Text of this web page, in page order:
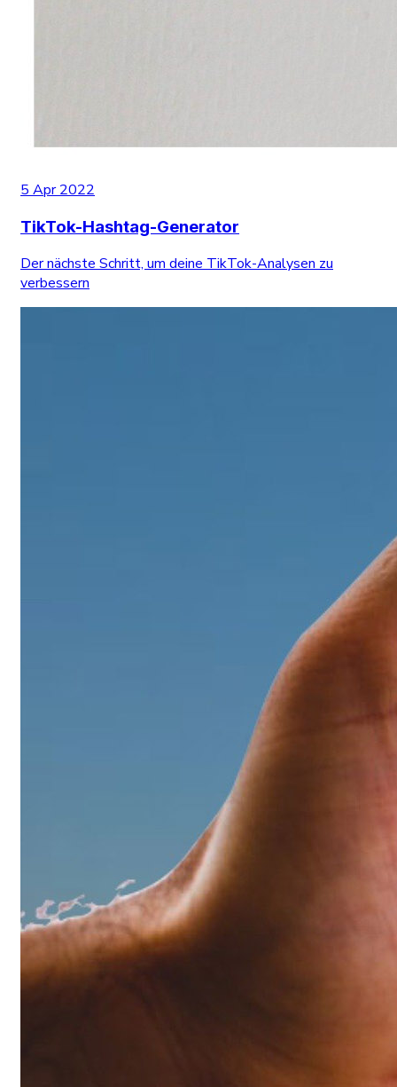
5 Apr 2022
TikTok-Hashtag-Generator
Der nächste Schritt, um deine TikTok-Analysen zu
verbessern